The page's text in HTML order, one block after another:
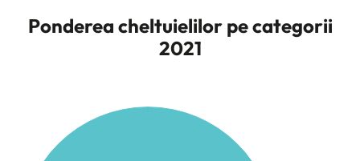
Ponderea cheltuielilor pe categorii
2021